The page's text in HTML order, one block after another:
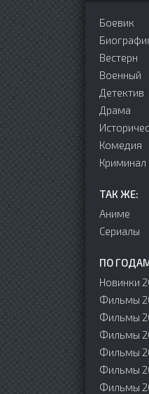
Боевик
Вестерн
Военный
Детектив
Драма
Комедия
Криминал
ТАК ЖЕ:
Аниме
Сериалы
ПО
Новинки
Фильмы
Фильмы
Фильмы
Фильмы
Фильмы
Фильмы